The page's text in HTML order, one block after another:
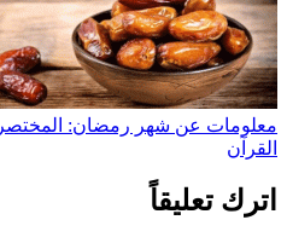
معلومات عن شهر رمضان: المختصر
القرآن
اترك تعليقاً